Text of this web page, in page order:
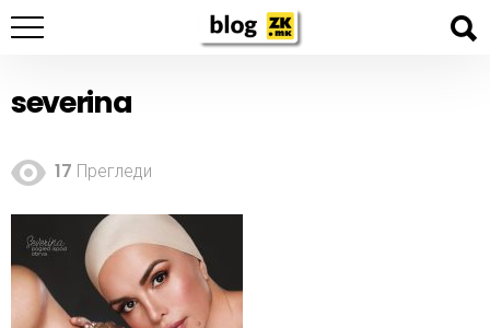
severina
17 Прегледи